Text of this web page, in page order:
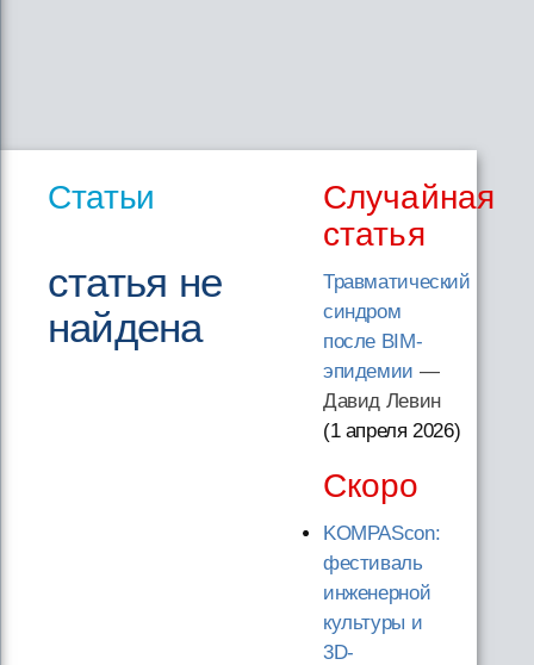
Статьи
статья не
найдена
Случайная
статья
Травматический
синдром
после BIM-
эпидемии —
Давид Левин
(1 апреля 2026)
Скоро
KOMPAScon:
фестиваль
инженерной
культуры и
3D-